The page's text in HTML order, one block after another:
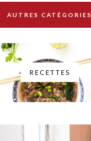
AUTRES CATÉGORIES
RECETTES